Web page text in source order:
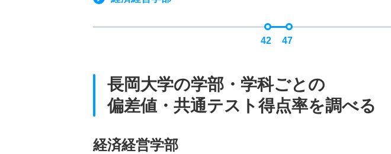
42 47
長岡大学の学部・学科ごとの
偏差値・共通テスト得点率を調べる
経済経営学部